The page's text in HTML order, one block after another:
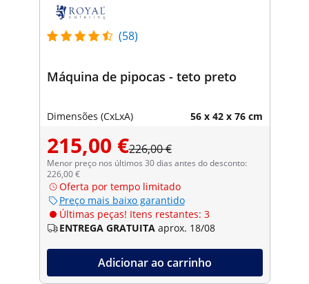
(58)
Máquina de pipocas - teto preto
Dimensões (CxLxA) 56 x 42 x 76 cm
215,00 €226,00 €
Menor preço nos últimos 30 dias antes do desconto:
226,00 €
Oferta por tempo limitado
Preço mais baixo garantido
Últimas peças! Itens restantes: 3
ENTREGA GRATUITA aprox. 18/08
Adicionar ao carrinho